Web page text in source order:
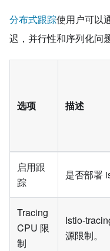
分布式跟踪使用户可以
迟，并行性和序列化问
选项 描述
启用跟
踪
是否部署
Tracing
CPU 限
制
Istio-
源限制。